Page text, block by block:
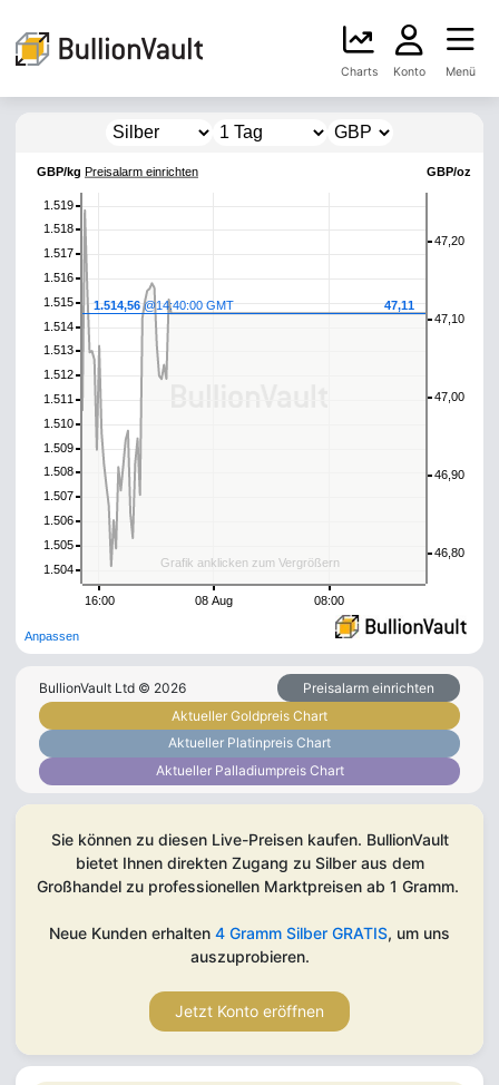
Charts Konto Menü
GBP/kg Preisalarm einrichten GBP/oz
1.514,56@14:40:00 GMT 47,11
Grafik anklicken zum Vergrößern
16:00 08 Aug 08:00
1.504
1.505
1.506
1.507
1.508
1.509
1.510
1.511
1.512
1.513
1.514
1.515
1.516
1.517
1.518
1.519
46,80
46,90
47,00
47,10
47,20
Anpassen
BullionVault Ltd © 2026
Preisalarm einrichten
Aktueller Goldpreis Chart
Aktueller Platinpreis Chart
Aktueller Palladiumpreis Chart
Sie können zu diesen Live-Preisen kaufen. BullionVault
bietet Ihnen direkten Zugang zu Silber aus dem
Großhandel zu professionellen Marktpreisen ab 1 Gramm.
Neue Kunden erhalten 4 Gramm Silber GRATIS, um uns
auszuprobieren.
Jetzt Konto eröffnen